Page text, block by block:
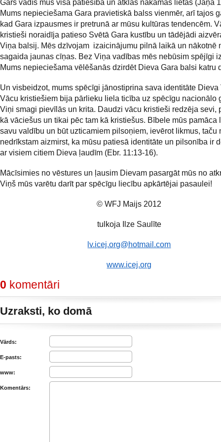
Gars vadīs mūs visā patiesībā un atklās nākamās lietas (Jāņa
Mums nepieciešama Gara pravietiskā balss vienmēr, arī tajos
kad Gara izpausmes ir pretrunā ar mūsu kultūras tendencēm.
kristieši noraidīja patieso Svētā Gara kustību un tādējādi
Viņa balsij. Mēs dzīvojam izaicinājumu pilnā laikā un nākotnē
sagaida jaunas cīņas. Bez Viņa vadības mēs nebūsim spējīgi
Mums nepieciešama vēlēšanās dzirdēt Dieva Gara balsi katru
Un visbeidzot, mums spēcīgi jānostiprina sava identitāte Dieva
Vācu kristiešiem bija pārlieku liela ticība uz spēcīgu nacionālo
Viņi smagi pievīlās un krita. Daudzi vācu kristieši redzēja sevi,
kā vāciešus un tikai pēc tam kā kristiešus. Bībele mūs pamāca
savu valdību un būt uzticamiem pilsoņiem, ievērot likmus, taču
nedrīkstam aizmirst, ka mūsu patiesā identitāte un pilsonība ir
ar visiem citiem Dieva ļaudīm (Ebr. 11:13-16).
Mācīsimies no vēstures un ļausim Dievam pasargāt mūs no
Viņš mūs varētu darīt par spēcīgu liecību apkārtējai pasaulei!
© WFJ Maijs 2012
tulkoja Ilze Saulīte
lv.icej.org@hotmail.com
www.icej.org
0 komentāri
Uzraksti, ko domā
Vārds:
E-pasts:
www:
Komentārs: